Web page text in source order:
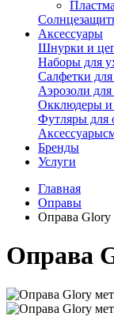
Аксессуары
Шнурки и
Наборы для
Салфетки для
Аэрозоли для
Окклюдеры и
Футляры для
Аксессуары
Бренды
Услуги
Главная
Оправы
Оправа Glory
Оправа